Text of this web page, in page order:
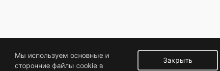
Закрыть
Мы используем основные и
сторонние файлы cookie в